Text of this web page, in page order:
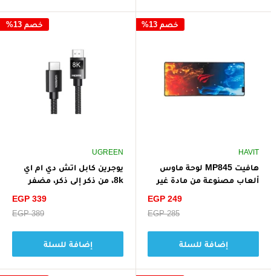
خصم 13%
HAVIT
هافيت MP845 لوحة ماوس
ألعاب مصنوعة من مادة غير
سعر
EGP 249
سعر
EGP 285
إضافة للسلة
خصم 13%
UGREEN
يوجرين كابل اتش دي ام اي
8k، من ذكر إلى ذكر، مضفر
سعر
EGP 339
سعر
EGP 389
إضافة للسلة